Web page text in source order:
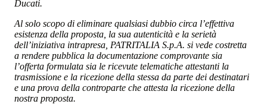
Ducati.
Al solo scopo di eliminare qualsiasi dubbio circa l’effettiva
esistenza della proposta, la sua autenticità e la serietà
dell’iniziativa intrapresa, PATRITALIA S.p.A. si vede costretta
a rendere pubblica la documentazione comprovante sia
l’offerta formulata sia le ricevute telematiche attestanti la
trasmissione e la ricezione della stessa da parte dei destinatari
e una prova della controparte che attesta la ricezione della
nostra proposta.